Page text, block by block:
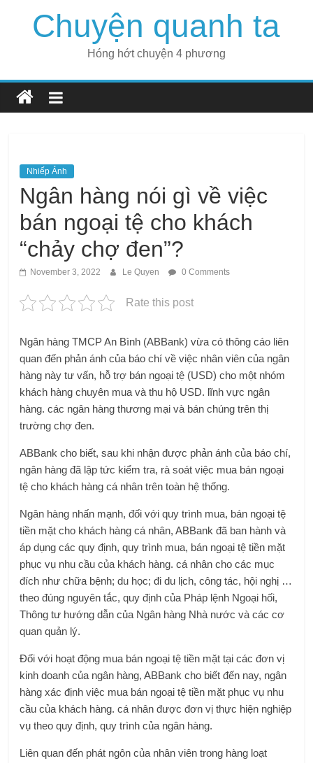
Chuyện quanh ta
Hóng hớt chuyện 4 phương
Nhiếp Ảnh
Ngân hàng nói gì về việc
bán ngoại tệ cho khách
“chảy chợ đen”?
November 3, 2022 Le Quyen 0 Comments
Rate this post
Ngân hàng TMCP An Bình (ABBank) vừa có thông cáo liên
quan đến phản ánh của báo chí về việc nhân viên của ngân
hàng này tư vấn, hỗ trợ bán ngoại tệ (USD) cho một nhóm
khách hàng chuyên mua và thu hộ USD. lĩnh vực ngân
hàng. các ngân hàng thương mại và bán chúng trên thị
trường chợ đen.
ABBank cho biết, sau khi nhận được phản ánh của báo chí,
ngân hàng đã lập tức kiểm tra, rà soát việc mua bán ngoại
tệ cho khách hàng cá nhân trên toàn hệ thống.
Ngân hàng nhấn mạnh, đối với quy trình mua, bán ngoại tệ
tiền mặt cho khách hàng cá nhân, ABBank đã ban hành và
áp dụng các quy định, quy trình mua, bán ngoại tệ tiền mặt
phục vụ nhu cầu của khách hàng. cá nhân cho các mục
đích như chữa bệnh; du học; đi du lịch, công tác, hội nghị …
theo đúng nguyên tắc, quy định của Pháp lệnh Ngoại hối,
Thông tư hướng dẫn của Ngân hàng Nhà nước và các cơ
quan quản lý.
Đối với hoạt động mua bán ngoại tệ tiền mặt tại các đơn vị
kinh doanh của ngân hàng, ABBank cho biết đến nay, ngân
hàng xác định việc mua bán ngoại tệ tiền mặt phục vụ nhu
cầu của khách hàng. cá nhân được đơn vị thực hiện nghiệp
vụ theo quy định, quy trình của ngân hàng.
Liên quan đến phát ngôn của nhân viên trong hàng loạt